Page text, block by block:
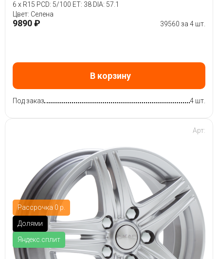
6 x R15 PCD: 5/100 ET: 38 DIA: 57.1
Цвет: Селена
9890 ₽ 39560 за 4 шт.
В корзину
Под заказ 4 шт.
Рассрочка 0 р.
Долями
Яндекс.сплит
Арт: